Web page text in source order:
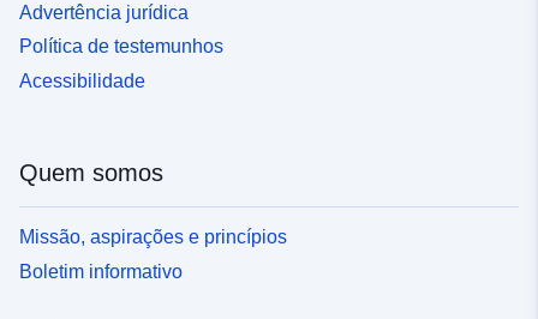
Advertência jurídica
Política de testemunhos
Acessibilidade
Quem somos
Missão, aspirações e princípios
Boletim informativo